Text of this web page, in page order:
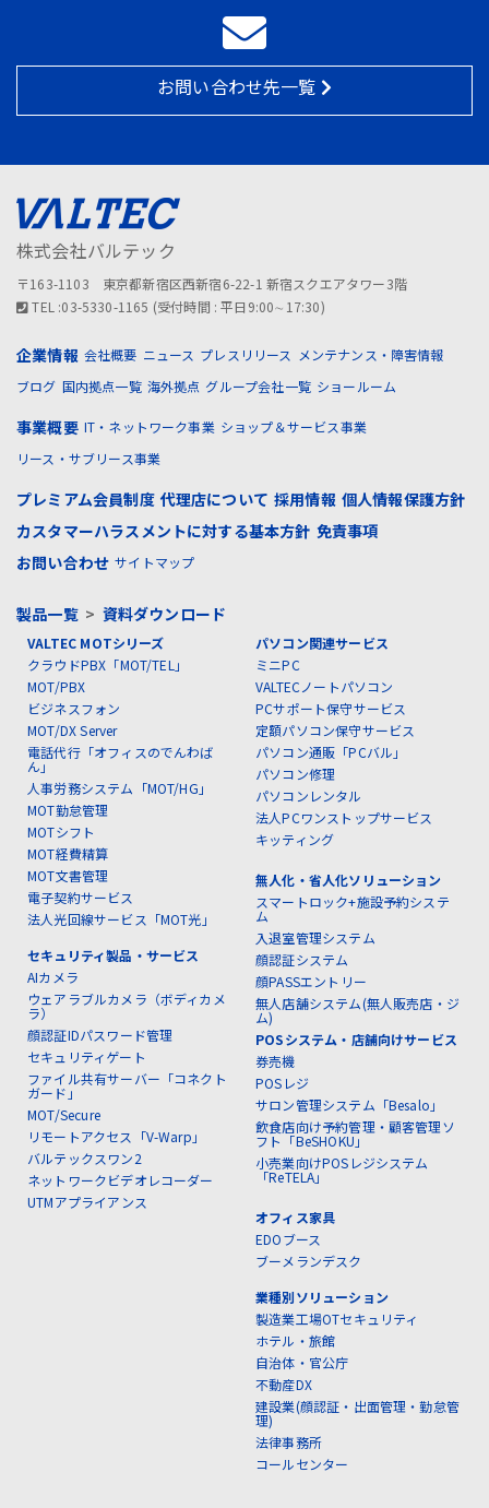
お問い合わせ先一覧
株式会社バルテック
〒163-1103 東京都新宿区西新宿6-22-1 新宿スクエアタワー3階
TEL :03-5330-1165 (受付時間 : 平日9:00∼17:30)
企業情報 会社概要 ニュース プレスリリース
メンテナンス・障害情報
ブログ 国内拠点一覧 海外拠点 グループ会社一覧 ショールーム
事業概要 IT・ネットワーク事業 ショップ＆サービス事業
リース・サブリース事業
プレミアム会員制度 代理店について 採用情報 個人情報保護方針
カスタマーハラスメントに対する基本方針 免責事項
お問い合わせ サイトマップ
製品一覧> 資料ダウンロード
VALTEC MOTシリーズ
クラウドPBX「MOT/TEL」
MOT/PBX
ビジネスフォン
MOT/DX Server
電話代行「オフィスのでんわば
ん」
人事労務システム「MOT/HG」
MOT勤怠管理
MOTシフト
MOT経費精算
MOT文書管理
電子契約サービス
法人光回線サービス「MOT光」
セキュリティ製品・サービス
AIカメラ
ウェアラブルカメラ（ボディカメ
ラ）
顔認証IDパスワード管理
セキュリティゲート
ファイル共有サーバー「コネクト
ガード」
MOT/Secure
リモートアクセス「V-Warp」
バルテックスワン2
ネットワークビデオレコーダー
UTMアプライアンス
パソコン関連サービス
ミニPC
VALTECノートパソコン
PCサポート保守サービス
定額パソコン保守サービス
パソコン通販「PCバル」
パソコン修理
パソコンレンタル
法人PCワンストップサービス
キッティング
無人化・省人化ソリューション
スマートロック+施設予約システ
ム
入退室管理システム
顔認証システム
顔PASSエントリー
無人店舗システム(無人販売店・ジ
ム)
POSシステム・店舗向けサービス
券売機
POSレジ
サロン管理システム「Besalo」
飲食店向け予約管理・顧客管理ソ
フト「BeSHOKU」
小売業向けPOSレジシステム
「ReTELA」
オフィス家具
EDOブース
ブーメランデスク
業種別ソリューション
製造業工場OTセキュリティ
ホテル・旅館
自治体・官公庁
不動産DX
建設業(顔認証・出面管理・勤怠管
理)
法律事務所
コールセンター